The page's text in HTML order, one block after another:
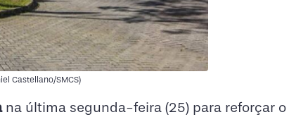
Castellano/SMCS)
na última segunda-feira (25) para reforçar o